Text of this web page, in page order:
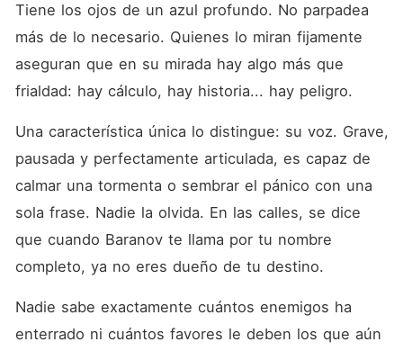
Tiene los ojos de un azul profundo. No parpadea
más de lo necesario. Quienes lo miran fijamente
aseguran que en su mirada hay algo más que
frialdad: hay cálculo, hay historia... hay peligro.
Una característica única lo distingue: su voz. Grave,
pausada y perfectamente articulada, es capaz de
calmar una tormenta o sembrar el pánico con una
sola frase. Nadie la olvida. En las calles, se dice
que cuando Baranov te llama por tu nombre
completo, ya no eres dueño de tu destino.
Nadie sabe exactamente cuántos enemigos ha
enterrado ni cuántos favores le deben los que aún